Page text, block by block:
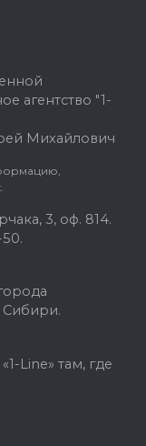
агентство "1-
Михайлович
3, оф. 814.
Сибири.
Line» там, где